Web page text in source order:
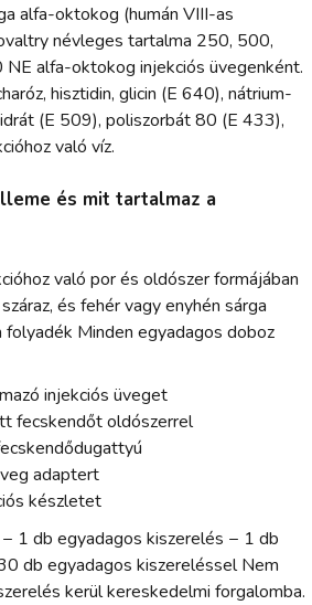
alfa-oktokog (humán VIII-as
névleges tartalma 250, 500,
alfa-oktokog injekciós üvegenként.
hisztidin, glicin (E 640), nátrium-
(E 509), poliszorbát 80 (E 433),
való víz.
és mit tartalmaz a
való por és oldószer formájában
és fehér vagy enyhén sárga
Minden egyadagos doboz
injekciós üveget
fecskendőt oldószerrel
adaptert
készletet
1 db egyadagos kiszerelés − 1 db
db egyadagos kiszereléssel Nem
kerül kereskedelmi forgalomba.